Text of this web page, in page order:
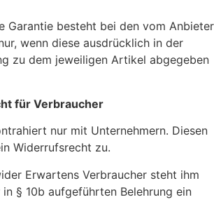
Garantie besteht bei den vom Anbieter
wenn diese ausdrücklich in der
zu dem jeweiligen Artikel abgegeben
für Verbraucher
nur mit Unternehmern. Diesen
Widerrufsrecht zu.
Erwartens Verbraucher steht ihm
§ 10b aufgeführten Belehrung ein